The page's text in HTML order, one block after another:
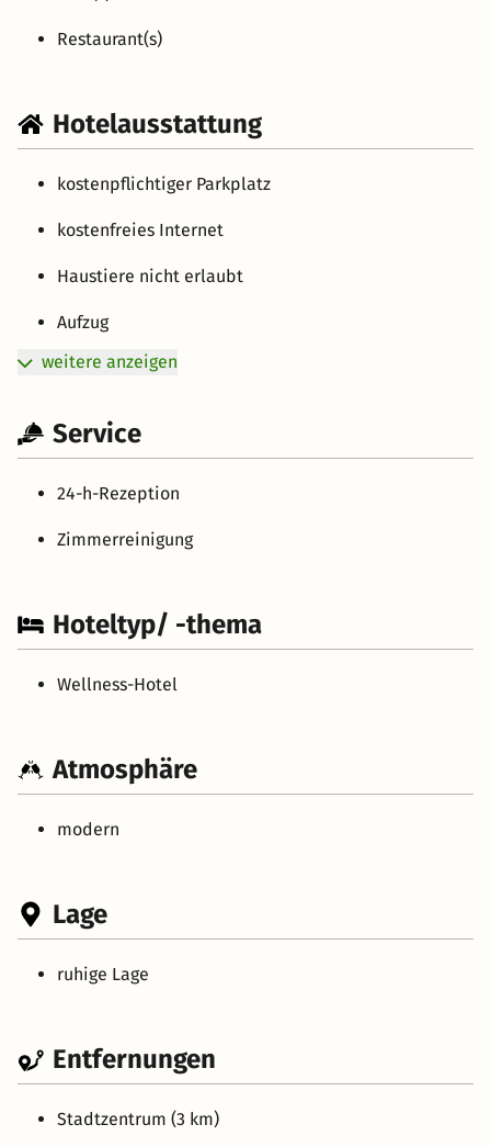
Restaurant(s)
Hotelausstattung
kostenpflichtiger Parkplatz
kostenfreies Internet
Haustiere nicht erlaubt
Aufzug
weitere anzeigen
Service
24-h-Rezeption
Zimmerreinigung
Hoteltyp/ -thema
Wellness-Hotel
Atmosphäre
modern
Lage
ruhige Lage
Entfernungen
Stadtzentrum (3 km)